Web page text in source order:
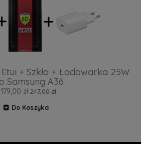
+ Szkło + Ładowarka 25W
Samsung A36
179,00 zł 247,00 zł
Do Koszyka